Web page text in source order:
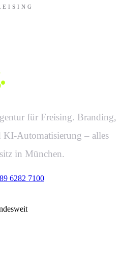
.
für Freising. Branding,
Automatisierung – alles
in München.
6282 7100